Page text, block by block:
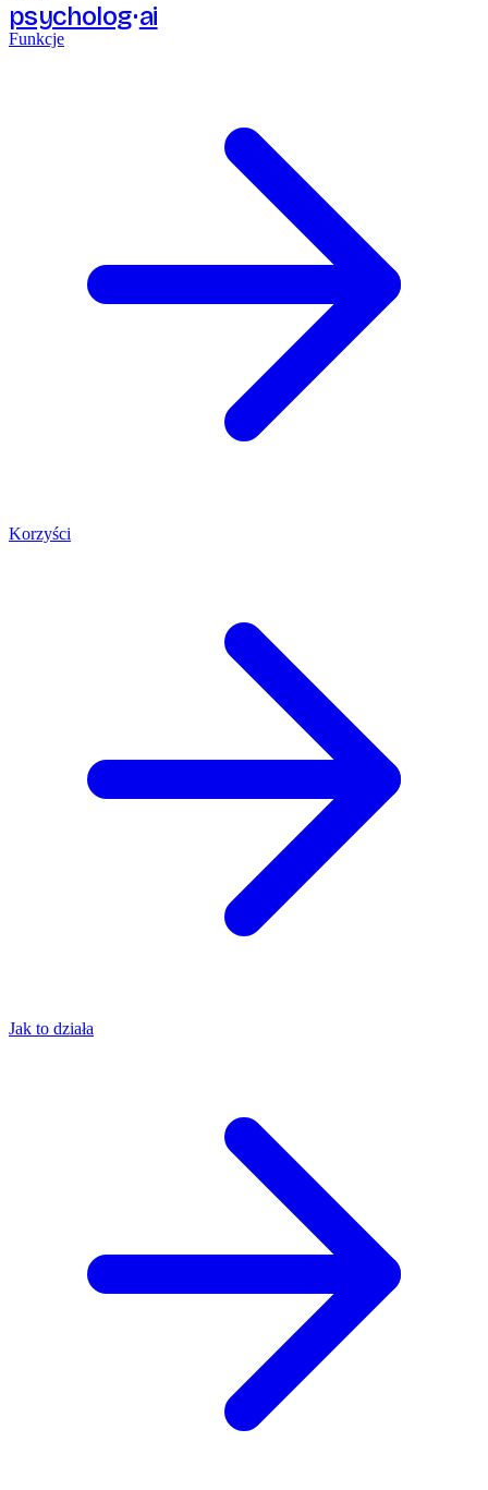
psycholog ai
Funkcje
Korzyści
Jak to działa